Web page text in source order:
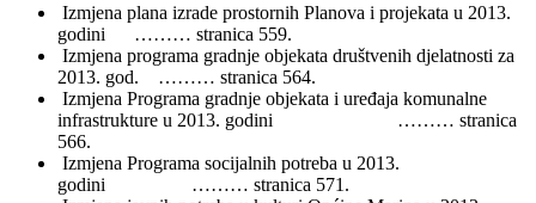
Izmjena plana izrade prostornih Planova i projekata u 2013.
godini ……… stranica 559.
Izmjena programa gradnje objekata društvenih djelatnosti za
2013. god. ……… stranica 564.
Izmjena Programa gradnje objekata i uređaja komunalne
infrastrukture u 2013. godini ……… stranica
566.
Izmjena Programa socijalnih potreba u 2013.
godini ……… stranica 571.